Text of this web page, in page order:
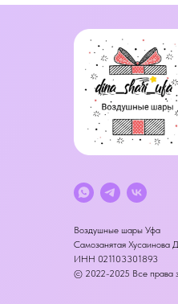
Воздушные шары Уфа
Самозанятая Хусаинова
ИНН 021103301893
© 2022-2025 Все права